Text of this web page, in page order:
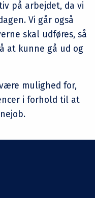
på arbejdet, da vi
Vi går også
skal udføres, så
at kunne gå ud og
mulighed for,
i forhold til at